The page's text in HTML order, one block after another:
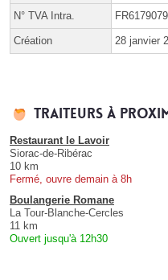
N° TVA Intra.
Création 28 janvier
Traiteurs à
Restaurant le Lavoir
Siorac-de-Ribérac
10 km
Fermé, ouvre demain à 8h
Boulangerie Romane
La Tour-Blanche-Cercles
11 km
Ouvert jusqu'à 12h30